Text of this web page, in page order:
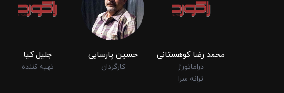
محمد رضا کوهستانی
دراماتورژ
ترانه سرا
حسین پارسایی
کارگردان
جلیل کیا
تهیه کننده